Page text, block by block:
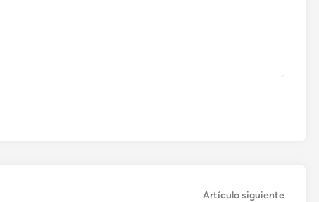
Artículo siguienteArtículo